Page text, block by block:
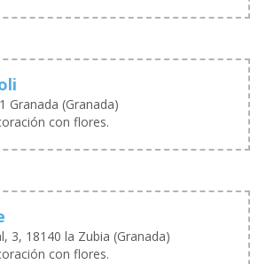
Granada (Granada)
con flores.
3, 18140 la Zubia (Granada)
con flores.